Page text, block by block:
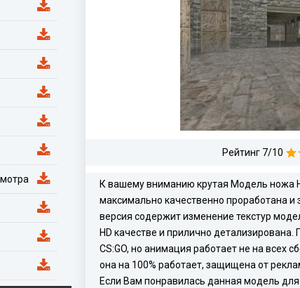
Рейтинг 7/10
К вашему вниманию крутая Модель ножа
максимально качественно проработана
версия содержит изменение текстур
HD качестве и прилично
CS:GO, но анимация работает не на всех
она на 100% работает, защищена от
Если Вам понравилась данная модель